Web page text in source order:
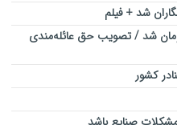
شد + فیلم
میلیون و ۱۰۷ هزار تومان شد / تصویب حق عائله‌مندی